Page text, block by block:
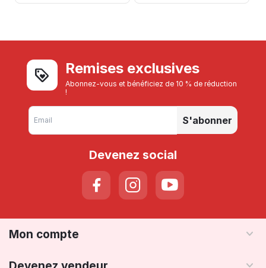
Remises exclusives
Abonnez-vous et bénéficiez de 10 % de réduction
!
S'abonner
Devenez social
Mon compte